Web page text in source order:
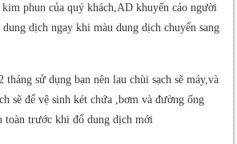
kim phun của quý khách,AD khuyến cáo người
dịch ngay khi màu dung dịch chuyển sang
tháng sử dụng bạn nên lau chùi sạch sẽ máy,và
sẽ để vệ sinh két chứa ,bơm và đường ống
toàn trước khi đổ dung dịch mới